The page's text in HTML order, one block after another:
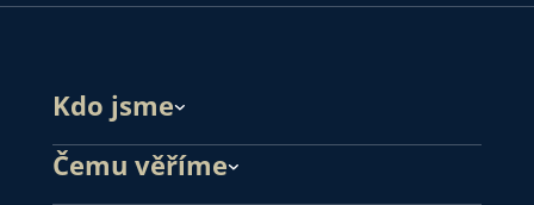
Kdo jsme
Čemu věříme